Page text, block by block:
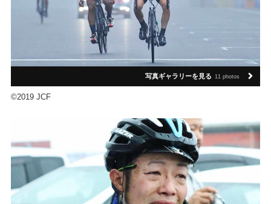
写真ギャラリーを見る 11 photos
©2019 JCF